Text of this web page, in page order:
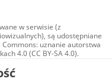
w serwisie (z
są udostępniane
uznanie autorstwa
4.0 (CC BY-SA 4.0).
w tym zdjęcia, materiały
na licencji typu